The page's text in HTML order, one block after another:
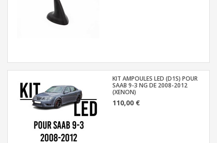
KIT AMPOULES LED (D1S) POUR
SAAB 9-3 NG DE 2008-2012
(XENON)
110,00 €